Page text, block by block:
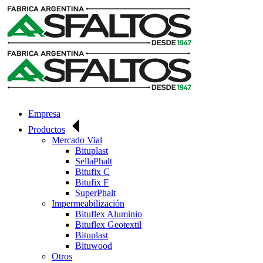
Skip
content
Empresa
Productos
Mercado Vial
Bituplast
SellaPhalt
Bitufix C
Bitufix F
SuperPhalt
Impermeabilización
Bituflex Aluminio
Bituflex Geotextil
Bituplast
Bituwood
Otros